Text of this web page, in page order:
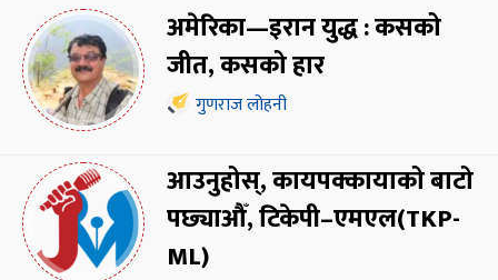
अमेरिका—इरान युद्ध : कसको
जीत, कसको हार
गुणराज लोहनी
आउनुहोस्, कायपक्कायाको बाटो
पछ्याऔँ, टिकेपी–एमएल(TKP-
ML)